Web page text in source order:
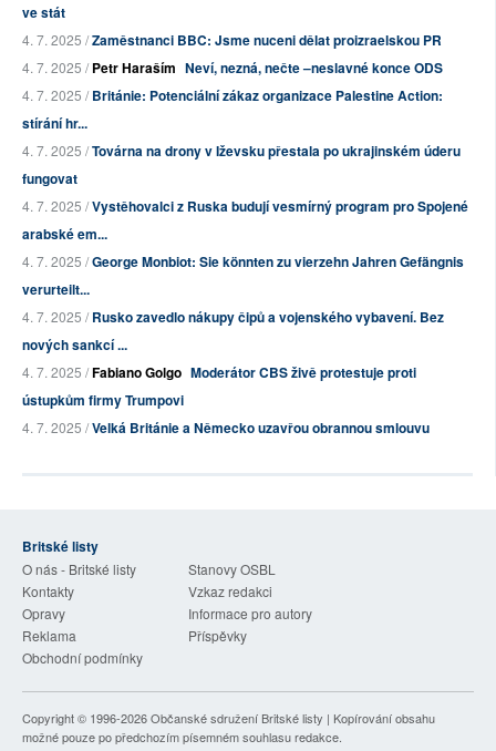
ve stát
4. 7. 2025 /Zaměstnanci BBC: Jsme nuceni dělat proizraelskou PR
4. 7. 2025 /Petr Haraším Neví, nezná, nečte –neslavné konce ODS
4. 7. 2025 /Británie: Potenciální zákaz organizace Palestine Action:
stírání hr...
4. 7. 2025 /Továrna na drony v Iževsku přestala po ukrajinském úderu
fungovat
4. 7. 2025 /Vystěhovalci z Ruska budují vesmírný program pro Spojené
arabské em...
4. 7. 2025 /George Monbiot: Sie könnten zu vierzehn Jahren Gefängnis
verurteilt...
4. 7. 2025 /Rusko zavedlo nákupy čipů a vojenského vybavení. Bez
nových sankcí ...
4. 7. 2025 /Fabiano Golgo Moderátor CBS živě protestuje proti
ústupkům firmy Trumpovi
4. 7. 2025 /Velká Británie a Německo uzavřou obrannou smlouvu
Britské listy
O nás - Britské listy
Stanovy OSBL
Kontakty
Vzkaz redakci
Opravy
Informace pro autory
Reklama
Příspěvky
Obchodní podmínky
Copyright © 1996-2026Občanské sdružení Britské listy | Kopírování obsahu
možné pouze po předchozím písemném souhlasu redakce.